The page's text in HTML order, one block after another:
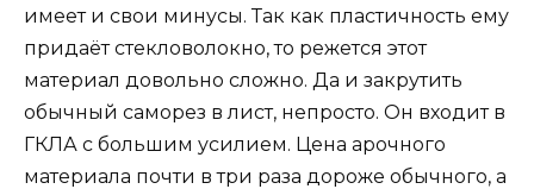
имеет и свои минусы. Так как пластичность ему
придаёт стекловолокно, то режется этот
материал довольно сложно. Да и закрутить
обычный саморез в лист, непросто. Он входит в
ГКЛА с большим усилием. Цена арочного
материала почти в три раза дороже обычного, а